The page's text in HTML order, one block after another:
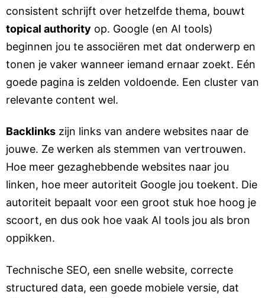
consistent schrijft over hetzelfde thema, bouwt
topical authority op. Google (en AI tools)
beginnen jou te associëren met dat onderwerp en
tonen je vaker wanneer iemand ernaar zoekt. Eén
goede pagina is zelden voldoende. Een cluster van
relevante content wel.
Backlinks zijn links van andere websites naar de
jouwe. Ze werken als stemmen van vertrouwen.
Hoe meer gezaghebbende websites naar jou
linken, hoe meer autoriteit Google jou toekent. Die
autoriteit bepaalt voor een groot stuk hoe hoog je
scoort, en dus ook hoe vaak AI tools jou als bron
oppikken.
Technische SEO, een snelle website, correcte
structured data, een goede mobiele versie, dat